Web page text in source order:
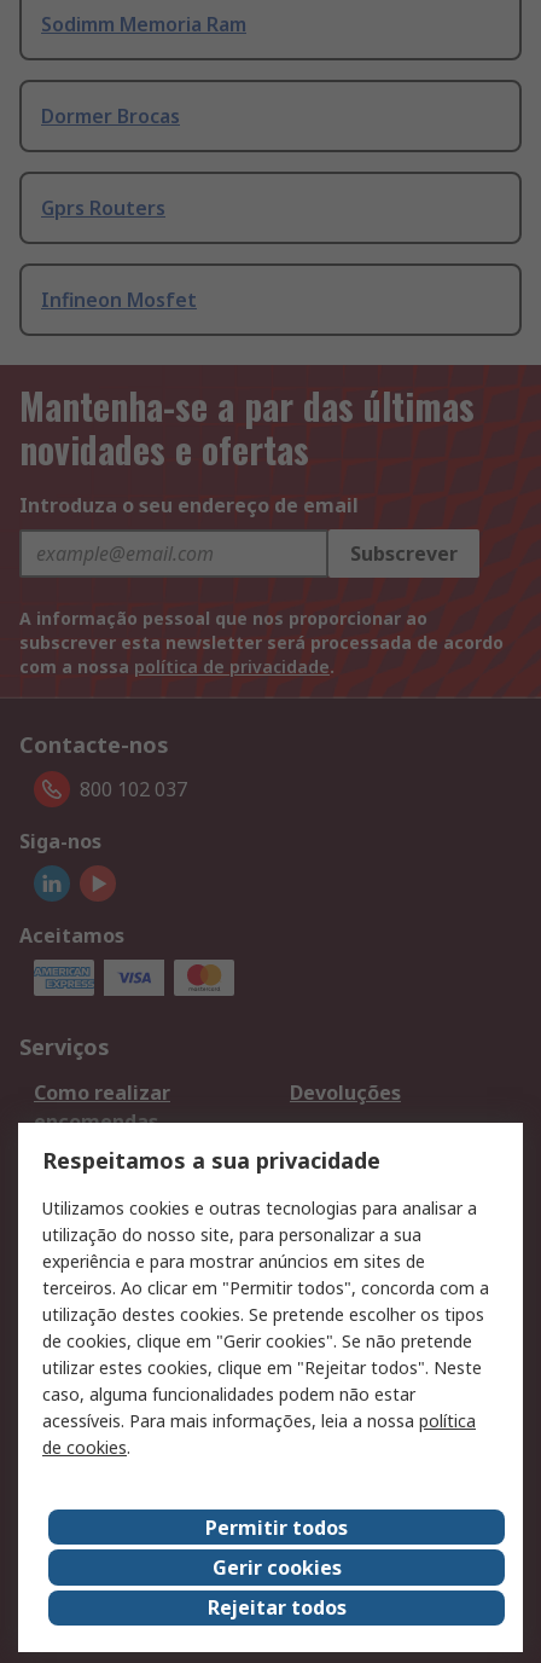
Sodimm Memoria Ram
Dormer Brocas
Gprs Routers
Infineon Mosfet
Mantenha-se a par das últimas
novidades e ofertas
Introduza o seu endereço de email
Subscrever
A informação pessoal que nos proporcionar ao
subscrever esta newsletter será processada de acordo
com a nossa política de privacidade.
Contacte-nos
800 102 037
Siga-nos
Aceitamos
Serviços
Como realizar
encomendas
Devoluções
Formas de entrega
Qualidade e ambiente
Pagamento e
faturação
Legal
Aviso legal
Política de cookies
Política de privacidade
- Atualizada
Segurança de emails
Condições de venda
Sobre a RS
A RS no mundo
RS Group
Sobre a RS
Trabalhar na RS
ESG
Respeitamos a sua privacidade
Utilizamos cookies e outras tecnologias para analisar a
utilização do nosso site, para personalizar a sua
experiência e para mostrar anúncios em sites de
terceiros. Ao clicar em "Permitir todos", concorda com a
utilização destes cookies. Se pretende escolher os tipos
de cookies, clique em "Gerir cookies". Se não pretende
utilizar estes cookies, clique em "Rejeitar todos". Neste
caso, alguma funcionalidades podem não estar
acessíveis. Para mais informações, leia a nossa política
de cookies.
Permitir todos
Gerir cookies
Rejeitar todos